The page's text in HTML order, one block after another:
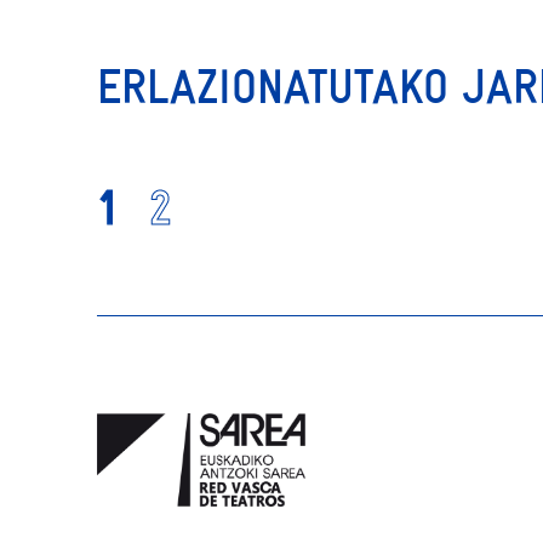
ERLAZIONATUTAKO
1 2